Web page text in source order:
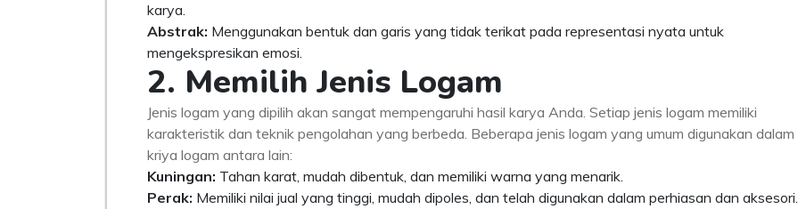
karya.
Abstrak: Menggunakan bentuk dan garis yang tidak terikat pada representasi nyata untuk
mengekspresikan emosi.
2. Memilih Jenis Logam
Jenis logam yang dipilih akan sangat mempengaruhi hasil karya Anda. Setiap jenis logam memiliki
karakteristik dan teknik pengolahan yang berbeda. Beberapa jenis logam yang umum digunakan dalam
kriya logam antara lain:
Kuningan: Tahan karat, mudah dibentuk, dan memiliki warna yang menarik.
Perak: Memiliki nilai jual yang tinggi, mudah dipoles, dan telah digunakan dalam perhiasan dan aksesori.